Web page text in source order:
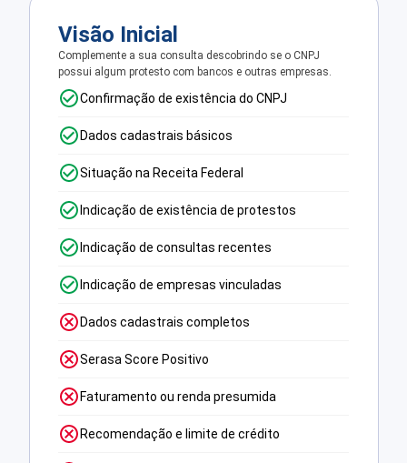
Visão Inicial
Complemente a sua consulta descobrindo se o CNPJ
possui algum protesto com bancos e outras empresas.
Confirmação de existência do CNPJ
Dados cadastrais básicos
Situação na Receita Federal
Indicação de existência de protestos
Indicação de consultas recentes
Indicação de empresas vinculadas
Dados cadastrais completos
Serasa Score Positivo
Faturamento ou renda presumida
Recomendação e limite de crédito